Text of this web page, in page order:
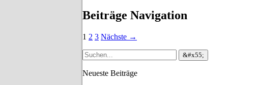
Beiträge Navigation
1 2 3 Nächste →
Neueste Beiträge